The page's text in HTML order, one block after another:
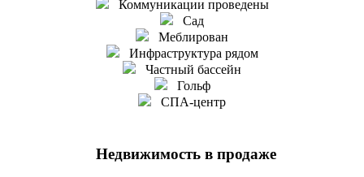
Коммуникации проведены
Сад
Меблирован
Инфраструктура рядом
Частный бассейн
Гольф
СПА-центр
Недвижимость в продаже